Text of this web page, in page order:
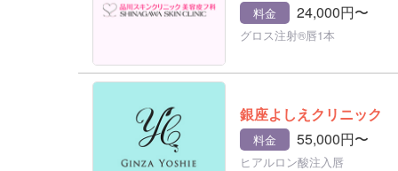
料金 24,000円〜
グロス注射®唇1本
銀座よしえクリニック
料金 55,000円〜
ヒアルロン酸注入唇